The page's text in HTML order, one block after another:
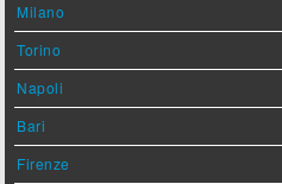
Milano
Torino
Napoli
Bari
Firenze